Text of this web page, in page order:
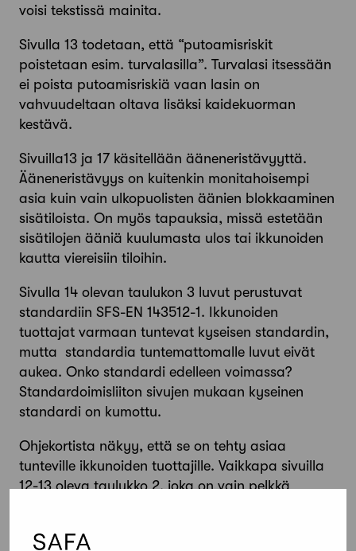
voisi tekstissä mainita.
Sivulla 13 todetaan, että “putoamisriskit
poistetaan esim. turvalasilla”. Turvalasi itsessään
ei poista putoamisriskiä vaan lasin on
vahvuudeltaan oltava lisäksi kaidekuorman
kestävä.
Sivuilla13 ja 17 käsitellään ääneneristävyyttä.
Ääneneristävyys on kuitenkin monitahoisempi
asia kuin vain ulkopuolisten äänien blokkaaminen
sisätiloista. On myös tapauksia, missä estetään
sisätilojen ääniä kuulumasta ulos tai ikkunoiden
kautta viereisiin tiloihin.
Sivulla 14 olevan taulukon 3 luvut perustuvat
standardiin SFS-EN 143512-1. Ikkunoiden
tuottajat varmaan tuntevat kyseisen standardin,
mutta standardia tuntemattomalle luvut eivät
aukea. Onko standardi edelleen voimassa?
Standardoimisliiton sivujen mukaan kyseinen
standardi on kumottu.
Ohjekortista näkyy, että se on tehty asiaa
tunteville ikkunoiden tuottajille. Vaikkapa sivuilla
12-13 oleva taulukko 2, joka on vain pelkkä
ikkunoita koskevat vaatimukset on vain lueteltu